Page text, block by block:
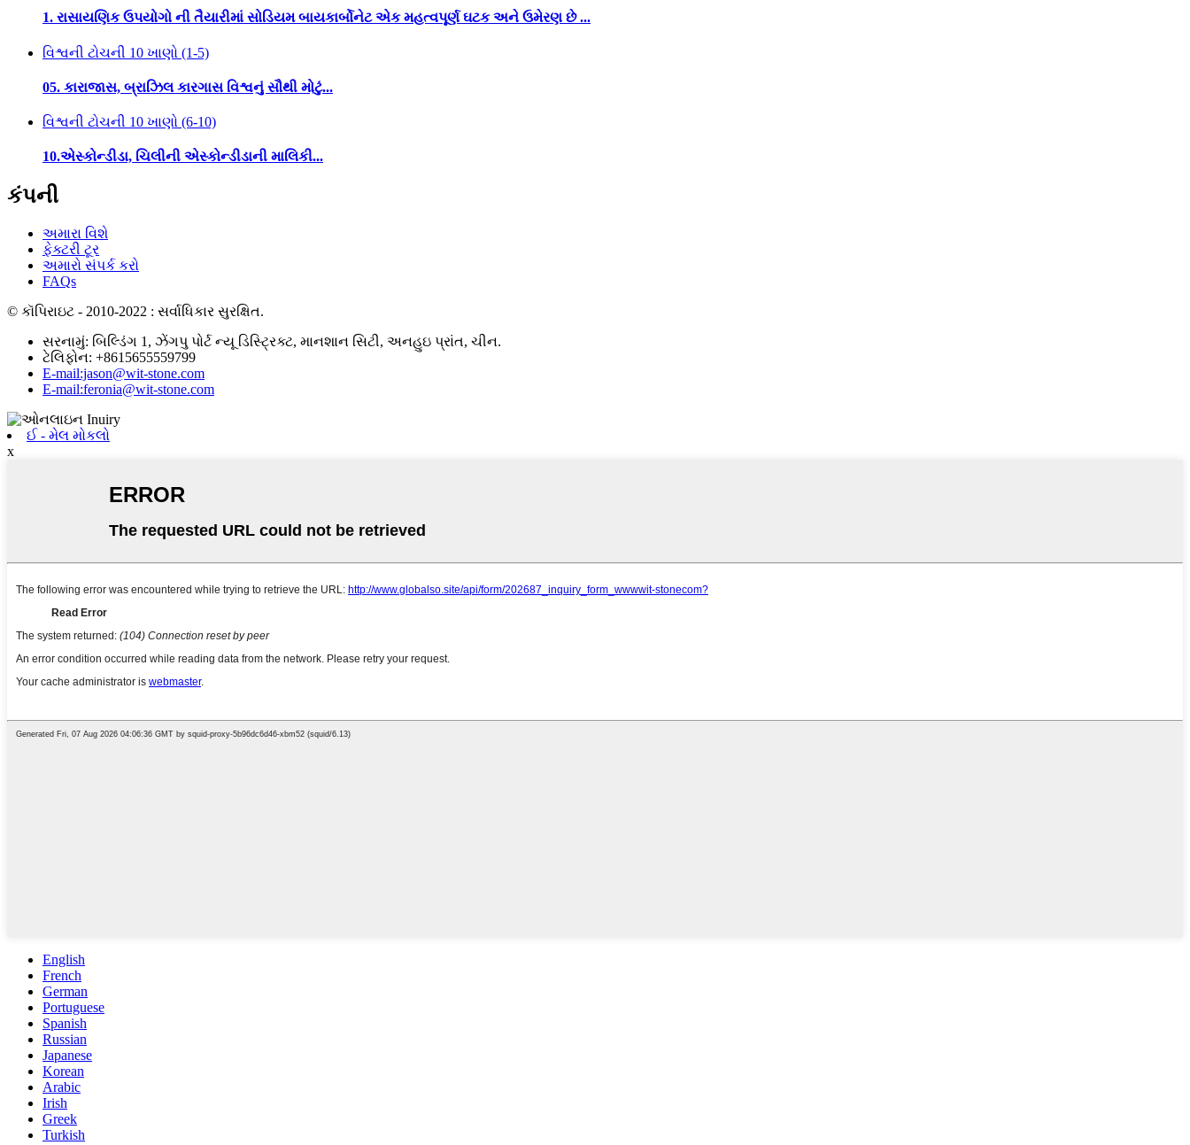
1. રાસાયણિક ઉપયોગો ની તૈયારીમાં સોડિયમ બાયકાર્બોનેટ એક મહત્વપૂર્ણ ઘટક અને ઉમેરણ છે ...
વિશ્વની ટોચની 10 ખાણો (1-5)
05. કારાજાસ, બ્રાઝિલ કારગાસ વિશ્વનું સૌથી મોટું...
વિશ્વની ટોચની 10 ખાણો (6-10)
10.એસ્કોન્ડીડા, ચિલીની એસ્કોન્ડીડાની માલિકી...
કંપની
અમારા વિશે
ફેક્ટરી ટૂર
અમારો સંપર્ક કરો
FAQs
© કૉપિરાઇટ - 2010-2022 : સર્વાધિકાર સુરક્ષિત.
સરનામું: બિલ્ડિંગ 1, ઝેંગપુ પોર્ટ ન્યૂ ડિસ્ટ્રિક્ટ, માનશાન સિટી, અનહુઇ પ્રાંત, ચીન.
ટેલિફોન: +8615655559799
E-mail:jason@wit-stone.com
E-mail:feronia@wit-stone.com
ઈ - મેલ મોકલો
x
English
French
German
Portuguese
Spanish
Russian
Japanese
Korean
Arabic
Irish
Greek
Turkish